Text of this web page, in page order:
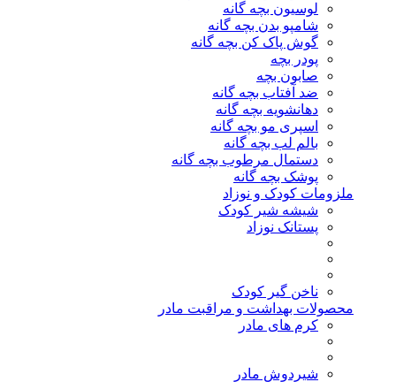
لوسیون بچه گانه
شامپو بدن بچه گانه
گوش پاک کن بچه گانه
پودر بچه
صابون بچه
ضد آفتاب بچه گانه
دهانشویه بچه گانه
اسپری مو بچه گانه
بالم لب بچه گانه
دستمال مرطوب بچه گانه
پوشک بچه گانه
ملزومات کودک و نوزاد
شیشه شیر کودک
پستانک نوزاد
ناخن گیر کودک
محصولات بهداشت و مراقبت مادر
کرم های مادر
شیردوش مادر